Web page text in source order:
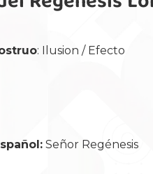
: Ilusion / Efecto
Señor Regénesis